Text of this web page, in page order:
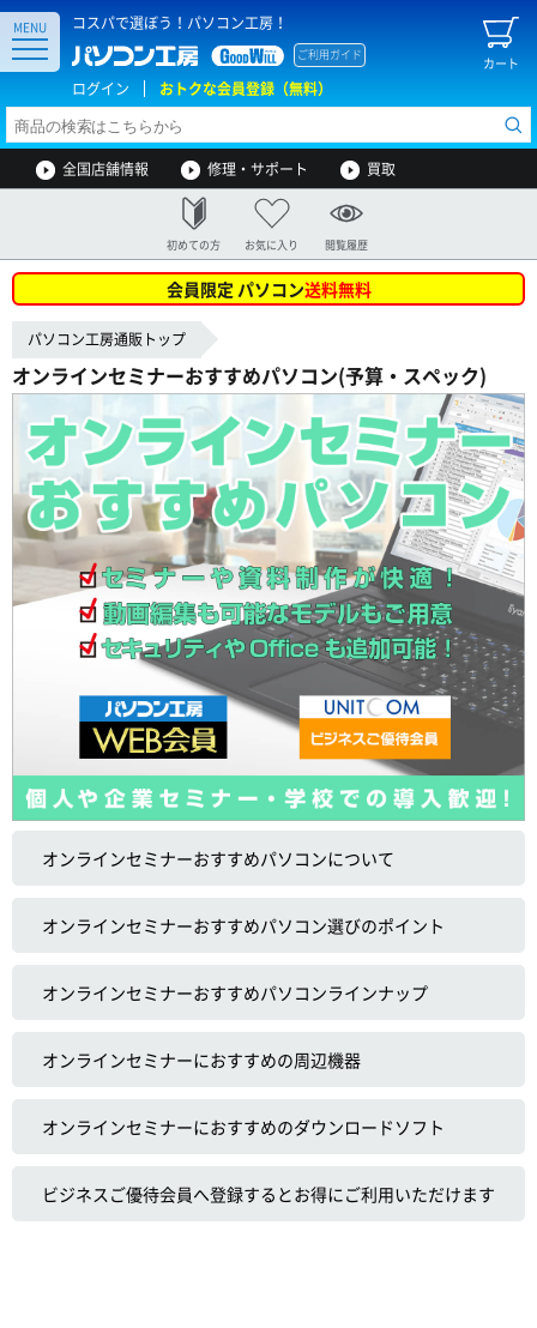
コスパで選ぼう！パソコン工房！
カート
ご利用ガイド
ログイン おトクな会員登録（無料）
MENU
全国店舗情報 修理・サポート 買取
初めての方 お気に入り 閲覧履歴
会員限定 パソコン送料無料
パソコン工房通販トップ
オンラインセミナーおすすめパソコン(予算・スペック)
オンラインセミナーおすすめパソコンについて
オンラインセミナーおすすめパソコン選びのポイント
オンラインセミナーおすすめパソコンラインナップ
オンラインセミナーにおすすめの周辺機器
オンラインセミナーにおすすめのダウンロードソフト
ビジネスご優待会員へ登録するとお得にご利用いただけます